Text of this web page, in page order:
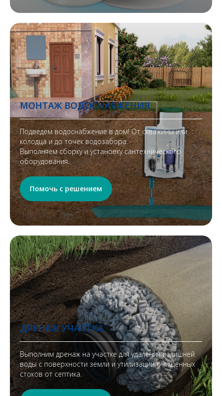
МОНТАЖ ВОДОСНАБЖЕНИЯ
Подведём водоснабжение в дом! От скважины или
колодца и до точек водозабора.
Выполняем сборку и установку сантехнического
оборудования.
Помочь с решением
ДРЕНАЖ УЧАСТКА
Выполним дренаж на участке для удаления излишней
воды с поверхности земли и утилизации очищенных
стоков от септика.